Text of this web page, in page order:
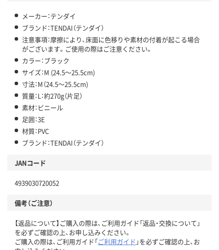
メーカー：テンダイ
ブランド：TENDAI（テンダイ）
注意事項：摩擦により、床面に色移りや素材の付着が起こる場合
がございます。ご使用の際はご注意ください。
カラー：ブラック
サイズ：M (24.5～25.5cm)
寸法：M（24.5～25.5cm)
質量：L：約270g（片足）
素材：ビニール
足囲：3E
材質：PVC
ブランド：TENDAI（テンダイ）
JANコード
4939030720052
備考（ご注意）
【返品について】ご購入の際は、ご利用ガイド「返品・交換について」
を必ずご確認の上、お申し込みください。
ご購入の際は、ご利用ガイド「ご利用ガイド 」を必ずご確認の上、お